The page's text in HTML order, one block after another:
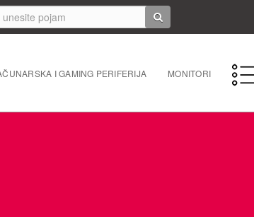
I GAMING PERIFERIJA MONITORI